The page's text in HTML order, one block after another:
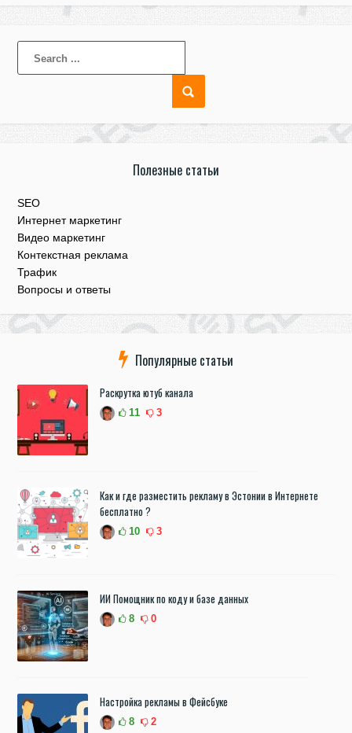
Полезные статьи
SEO
Интернет маркетинг
Видео маркетинг
Контекстная реклама
Трафик
Вопросы и ответы
Популярные статьи
Раскрутка ютуб канала
11 3
Как и где разместить рекламу в Эстонии в Интернете
бесплатно ?
10 3
ИИ Помощник по коду и базе данных
8 0
Настройка рекламы в Фейсбуке
8 2